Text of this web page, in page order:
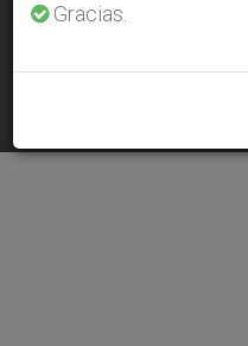
JUN 17, 2008 00:00
Gracias.